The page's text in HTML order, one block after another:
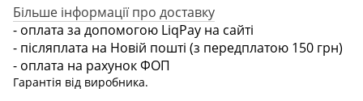
Більше інформації про доставку
- оплата за допомогою LiqPay на сайті
- післяплата на Новій пошті (з передплатою 150 грн)
- оплата на рахунок ФОП
Гарантія від виробника.